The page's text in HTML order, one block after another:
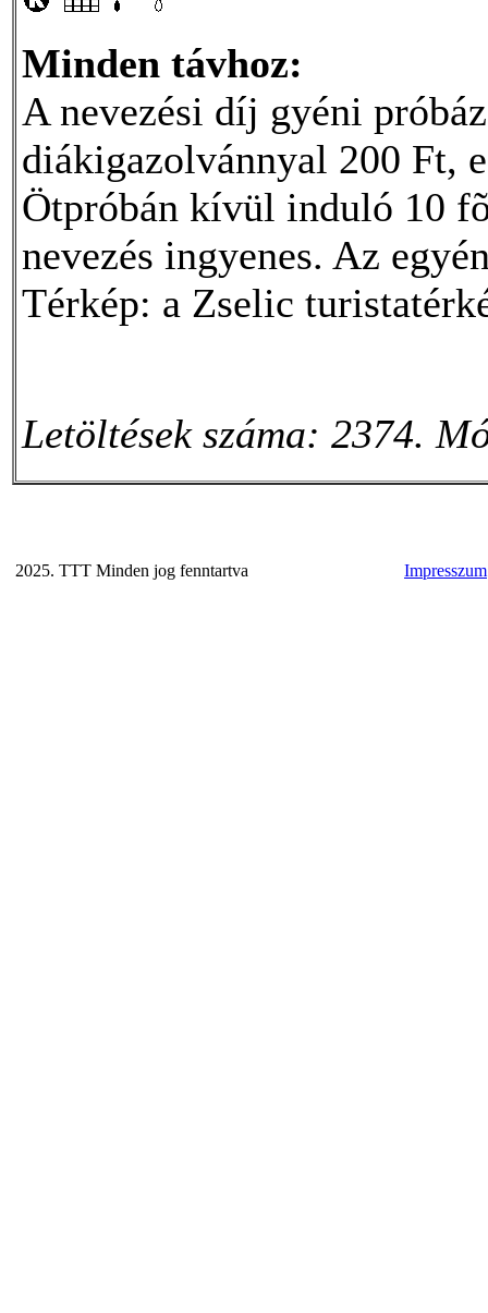
Minden távhoz:
A nevezési díj gyéni
diákigazolvánnyal 200 Ft,
Ötpróbán kívül induló 10
nevezés ingyenes. Az
Térkép: a Zselic
Letöltések száma: 2374.
2025. TTT Minden jog fenntartva Impresszum